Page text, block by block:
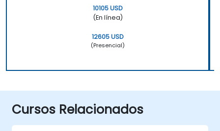
10105 USD
(En línea)
12605 USD
(Presencial)
Cursos Relacionados